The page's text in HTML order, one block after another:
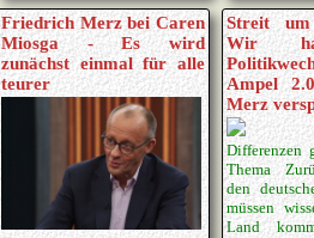
Friedrich Merz bei Caren
Miosga - Es wird
zunächst einmal für alle
teurer
Streit
Wir
Ampel
Merz
Differenzen
Thema
den
müssen
Land